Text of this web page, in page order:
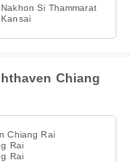
Si Thammarat
Chiang
Chiang Rai
Rai
Rai